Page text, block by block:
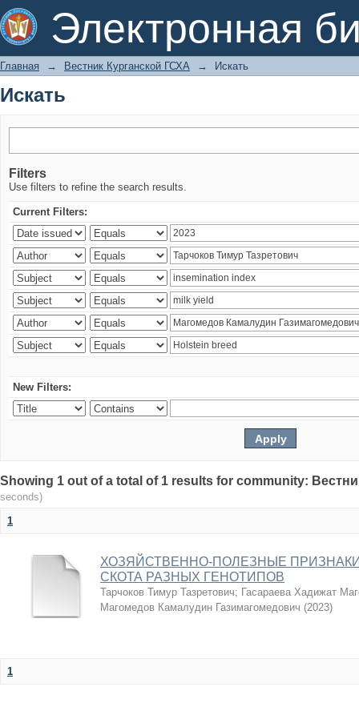
Электронная
Искать
Главная → Вестник Курганской ГСХА → Искать
Искать
Filters
Use filters to refine the search results.
Current Filters:
New Filters:
Showing 1 out of a total of 1 results for community:
seconds)
1
ХОЗЯЙСТВЕННО-ПОЛЕЗНЫЕ
СКОТА РАЗНЫХ ГЕНОТИПОВ
Тарчоков Тимур Тазретович; Гасараева Хадижат
Магомедов Камалудин Газимагомедович (2023)
1